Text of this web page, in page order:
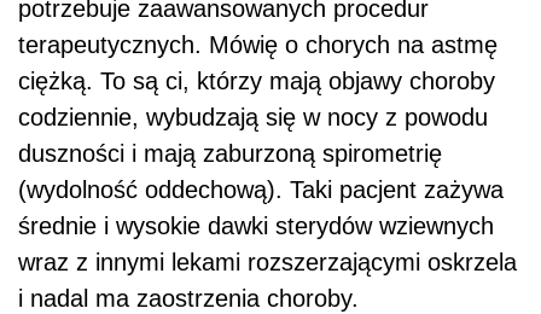
potrzebuje zaawansowanych procedur
terapeutycznych. Mówię o chorych na astmę
ciężką. To są ci, którzy mają objawy choroby
codziennie, wybudzają się w nocy z powodu
duszności i mają zaburzoną spirometrię
(wydolność oddechową). Taki pacjent zażywa
średnie i wysokie dawki sterydów wziewnych
wraz z innymi lekami rozszerzającymi oskrzela
i nadal ma zaostrzenia choroby.